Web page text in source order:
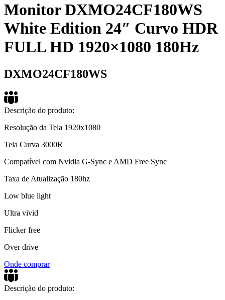
Monitor DXMO24CF180WS
White Edition 24″ Curvo HDR
FULL HD 1920×1080 180Hz
DXMO24CF180WS
Descrição do produto:
Resolução da Tela 1920x1080
Tela Curva 3000R
Compatível com Nvidia G-Sync e AMD Free Sync
Taxa de Atualização 180hz
Low blue light
Ultra vivid
Flicker free
Over drive
Onde comprar
Descrição do produto: